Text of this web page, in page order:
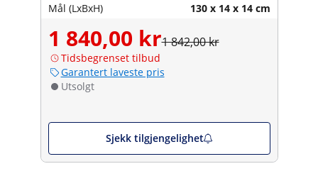
Mål (LxBxH) 130 x 14 x 14 cm
1 840,00 kr1 842,00 kr
Tidsbegrenset tilbud
Garantert laveste pris
Utsolgt
Sjekk tilgjengelighet